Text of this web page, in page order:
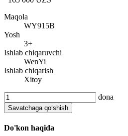
Maqola
WY915B
Yosh
3+
Ishlab chiqaruvchi
WenYi
Ishlab chiqarish
Xitoy
dona
Savatchaga qo‘shish
Do'kon haqida